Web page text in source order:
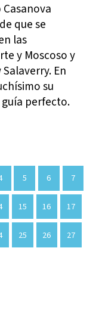
que se
las
y Moscoso y
En
su
perfecto.
5 6 7
15 16 17
25 26 27